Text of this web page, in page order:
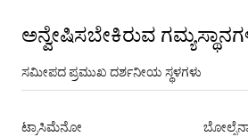
ಅನ್ವೇಷಿಸಬೇಕಿರುವ
ಸಮೀಪದ ಪ್ರಮುಖ ದರ್ಶನೀಯ ಸ್ಥಳಗಳು
ಟ್ರಾಸಿಮೆನೋ